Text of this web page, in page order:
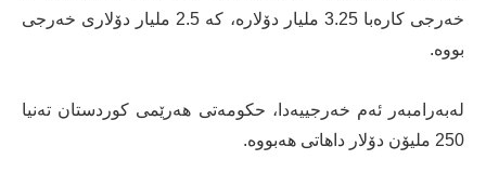
خەرجی کارەبا 3.25 ملیار دۆلارە، کە 2.5 ملیار دۆلاری خەرجی
بووە.
لەبەرامبەر ئەم خەرجییەدا، حکومەتی هەرێمی کوردستان تەنیا
250 ملیۆن دۆلار داهاتی هەبووە.